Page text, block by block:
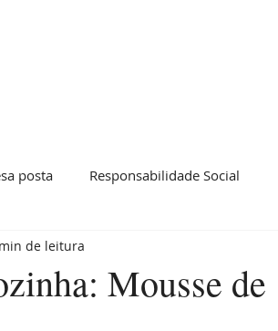
posta Responsabilidade Social
Mousse de
de leitura